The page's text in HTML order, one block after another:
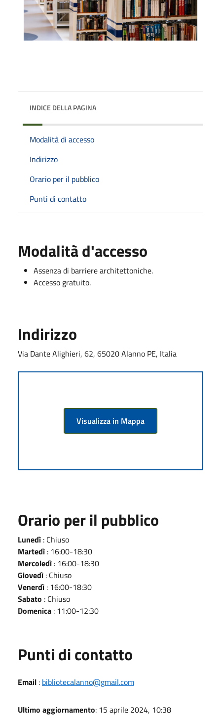
INDICE DELLA PAGINA
Modalità di accesso
Indirizzo
Orario per il pubblico
Punti di contatto
Modalità d'accesso
Assenza di barriere architettoniche.
Accesso gratuito.
Indirizzo
Via Dante Alighieri, 62, 65020 Alanno PE, Italia
Visualizza in Mappa
Orario per il pubblico
Lunedì : Chiuso
Martedì : 16:00-18:30
Mercoledì : 16:00-18:30
Giovedì : Chiuso
Venerdì : 16:00-18:30
Sabato : Chiuso
Domenica : 11:00-12:30
Punti di contatto
Email : bibliotecalanno@gmail.com
Ultimo aggiornamento: 15 aprile 2024, 10:38